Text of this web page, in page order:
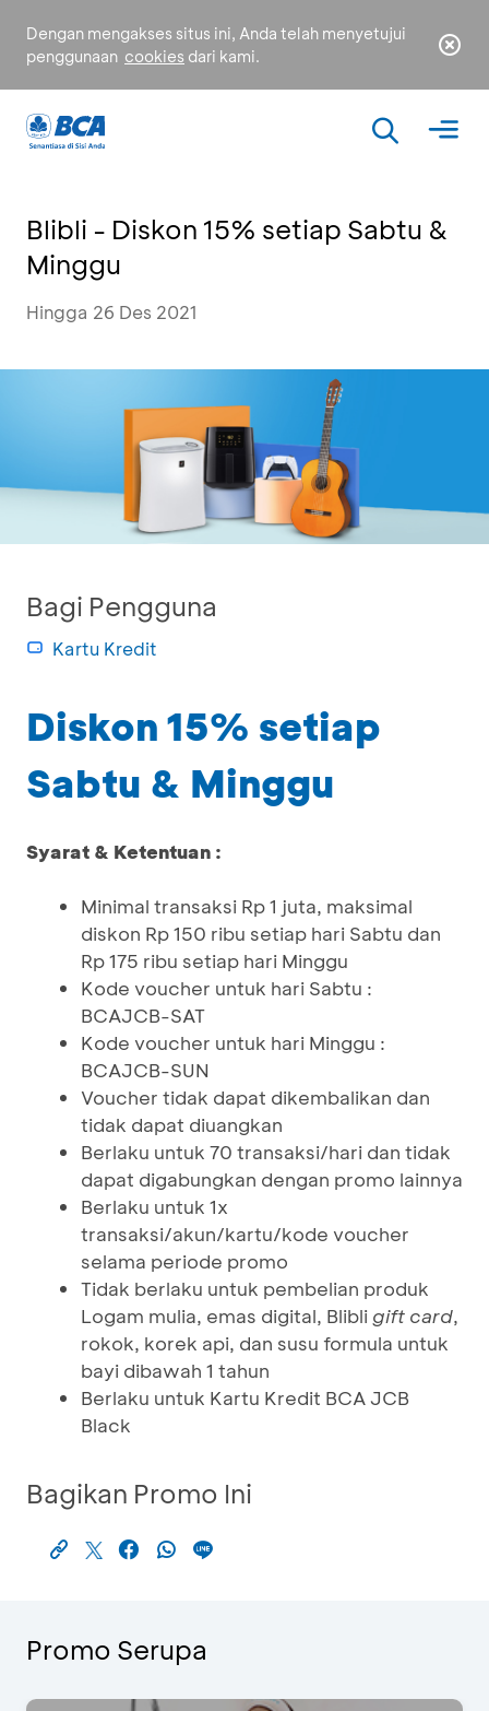
Dengan mengakses situs ini, Anda telah menyetujui
penggunaan cookies dari kami.
Blibli - Diskon 15% setiap Sabtu &
Minggu
Hingga 26 Des 2021
Bagi Pengguna
Kartu Kredit
Diskon 15% setiap
Sabtu & Minggu
Syarat & Ketentuan :
Minimal transaksi Rp 1 juta, maksimal
diskon Rp 150 ribu setiap hari Sabtu dan
Rp 175 ribu setiap hari Minggu
Kode voucher untuk hari Sabtu :
BCAJCB-SAT
Kode voucher untuk hari Minggu :
BCAJCB-SUN
Voucher tidak dapat dikembalikan dan
tidak dapat diuangkan
Berlaku untuk 70 transaksi/hari dan tidak
dapat digabungkan dengan promo lainnya
Berlaku untuk 1x
transaksi/akun/kartu/kode voucher
selama periode promo
Tidak berlaku untuk pembelian produk
Logam mulia, emas digital, Blibli gift card,
rokok, korek api, dan susu formula untuk
bayi dibawah 1 tahun
Berlaku untuk Kartu Kredit BCA JCB
Black
Bagikan Promo Ini
Promo Serupa